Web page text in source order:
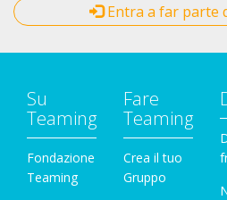
Entra a far parte
Su
Teaming
Fondazione
Teaming
Fare
Teaming
Crea il tuo
Gruppo